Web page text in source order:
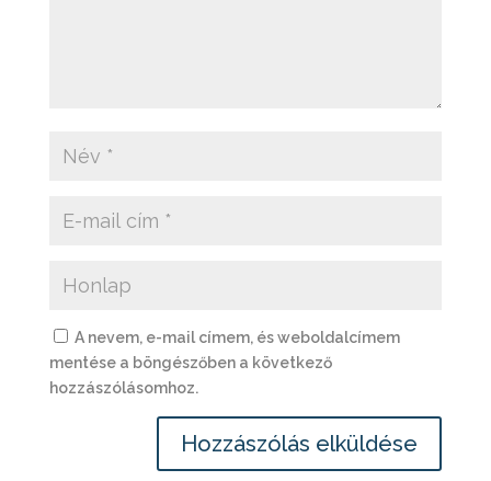
A nevem, e-mail címem, és weboldalcímem
mentése a böngészőben a következő
hozzászólásomhoz.